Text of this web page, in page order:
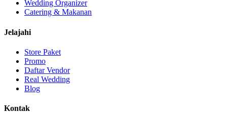
Wedding Organizer
Catering & Makanan
Jelajahi
Store Paket
Promo
Daftar Vendor
Real Wedding
Blog
Kontak